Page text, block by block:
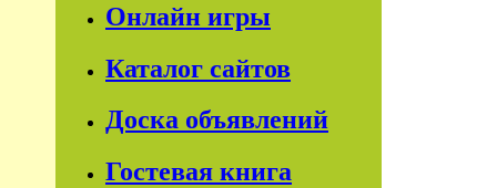
Онлайн игры
Каталог сайтов
Доска объявлений
Гостевая книга